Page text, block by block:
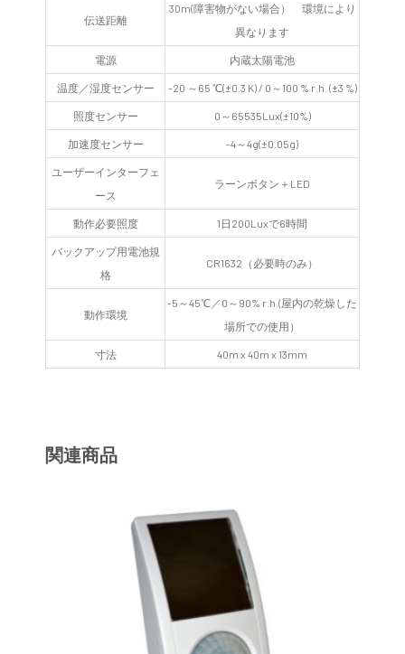
伝送距離
30m(障害物がない場合） 環境により
異なります
電源 内蔵太陽電池
温度／湿度センサー -20 ～65 ℃(±0.3 K) / 0～100 % r.h. (±3 %)
照度センサー 0～65535Lux(±10%)
加速度センサー -4～4g(±0.05g)
ユーザーインターフェ
ース
ラーンボタン＋LED
動作必要照度 1日200Luxで6時間
バックアップ用電池規
格
CR1632（必要時のみ）
動作環境
-5～45℃／0～90% r.h.(屋内の乾燥した
場所での使用）
寸法 40m x 40m x 13mm
関連商品